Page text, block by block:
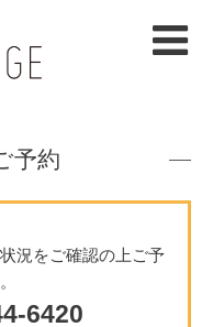
予約
況をご確認の上ご予
6420